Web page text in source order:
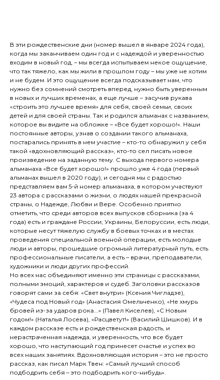
В эти рождественские дни (номер вышел в январе 2024 года),
когда мы заканчиваем один год и с надеждой и уверенностью
входим в новый год, – мы всегда испытываем некое ощущение,
что так тяжело, как мы жили в прошлом году – мы уже не хотим
и не будем. И это ощущение всегда подсказывает нам, что
нужно без сомнений смотреть вперед, нужно быть уверенным
в новых и лучших временах, а еще лучше – засучив рукава
«строить это лучшее время» для себя, своей семьи, своих
детей и для своей страны. Так и родился альманах с названием,
которое вы видите на обложке – «Все будет хорошо!». Наши
постоянные авторы, узнав о создании такого альманаха,
постарались принять в нем участие – кто-то обнаружил у себя
такой «вдохновляющий рассказ», кто-то сел писать новое
произведение на заданную тему. С выхода первого номера
альманаха «Все будет хорошо!» прошло уже 4 года (первый
альманах вышел в 2020 году), и сегодня мы с радостью
представляем вам 5-й номер альманаха, в котором участвуют
23 автора с рассказами о жизни, о людях нашей прекрасной
страны, о Надежде, Любви и Вере. Особенно приятно
отметить, что среди авторов всех выпусков сборника (за 4
года) есть и граждане России, Украины, Белоруссии, есть люди,
которые несут тяжелую службу в боевых точках и в местах
проведения специальной военной операции, есть молодые
люди и авторы, прошедшие огромный литературный путь, есть
профессиональные писатели, а есть – врачи, преподаватели,
художники и люди других профессий.
Но всех нас объединяют именно эти страницы с рассказами,
полными эмоций, характеров и судеб. Заголовки рассказов
говорят сами за себя: «Свет внутри» (Ксения Чигладзе),
«Чудеса под Новый год» (Анастасия Омельченко), «Не хмурь
бровей из-за ударов рока...» (Павел Киселев), «С Новым
годом!» (Наталья Лосева), «Расцветут!» (Василий Шишков). И в
каждом рассказе есть и рождественская радость, и
нерастраченная надежда, и уверенность, что все будет
хорошо, что наступающий год принесет счастье и успех во
всех наших занятиях. Вдохновляющая история – это не просто
рассказ, как писал Марк Твен: «Самый лучший способ
подбодрить себя – это подбодрить кого-нибудь».